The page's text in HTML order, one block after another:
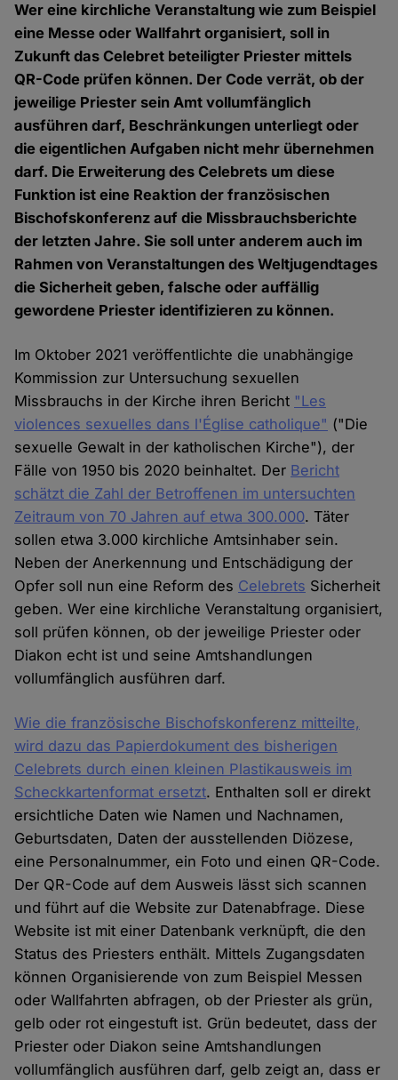
Wer eine kirchliche Veranstaltung wie zum Beispiel
eine Messe oder Wallfahrt organisiert, soll in
Zukunft das Celebret beteiligter Priester mittels
QR-Code prüfen können. Der Code verrät, ob der
jeweilige Priester sein Amt vollumfänglich
ausführen darf, Beschränkungen unterliegt oder
die eigentlichen Aufgaben nicht mehr übernehmen
darf. Die Erweiterung des Celebrets um diese
Funktion ist eine Reaktion der französischen
Bischofskonferenz auf die Missbrauchsberichte
der letzten Jahre. Sie soll unter anderem auch im
Rahmen von Veranstaltungen des Weltjugendtages
die Sicherheit geben, falsche oder auffällig
gewordene Priester identifizieren zu können.
Im Oktober 2021 veröffentlichte die unabhängige
Kommission zur Untersuchung sexuellen
Missbrauchs in der Kirche ihren Bericht "Les
violences sexuelles dans l'Église catholique" ("Die
sexuelle Gewalt in der katholischen Kirche"), der
Fälle von 1950 bis 2020 beinhaltet. Der Bericht
schätzt die Zahl der Betroffenen im untersuchten
Zeitraum von 70 Jahren auf etwa 300.000. Täter
sollen etwa 3.000 kirchliche Amtsinhaber sein.
Neben der Anerkennung und Entschädigung der
Opfer soll nun eine Reform des Celebrets Sicherheit
geben. Wer eine kirchliche Veranstaltung organisiert,
soll prüfen können, ob der jeweilige Priester oder
Diakon echt ist und seine Amtshandlungen
vollumfänglich ausführen darf.
Wie die französische Bischofskonferenz mitteilte,
wird dazu das Papierdokument des bisherigen
Celebrets durch einen kleinen Plastikausweis im
Scheckkartenformat ersetzt. Enthalten soll er direkt
ersichtliche Daten wie Namen und Nachnamen,
Geburtsdaten, Daten der ausstellenden Diözese,
eine Personalnummer, ein Foto und einen QR-Code.
Der QR-Code auf dem Ausweis lässt sich scannen
und führt auf die Website zur Datenabfrage. Diese
Website ist mit einer Datenbank verknüpft, die den
Status des Priesters enthält. Mittels Zugangsdaten
können Organisierende von zum Beispiel Messen
oder Wallfahrten abfragen, ob der Priester als grün,
gelb oder rot eingestuft ist. Grün bedeutet, dass der
Priester oder Diakon seine Amtshandlungen
vollumfänglich ausführen darf, gelb zeigt an, dass er